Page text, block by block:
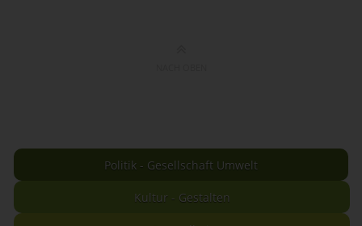
Politik - Gesellschaft Umwelt
Kultur - Gestalten